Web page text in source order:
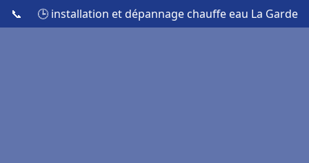
📞 🕒 installation et dépannage chauffe eau La Garde